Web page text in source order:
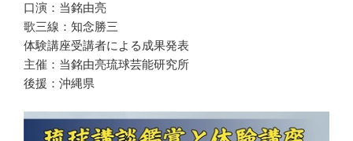
口演：当銘由亮
歌三線：知念勝三
体験講座受講者による成果発表
主催：当銘由亮琉球芸能研究所
後援：沖縄県